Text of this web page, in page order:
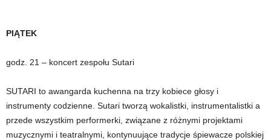
PIĄTEK
godz. 21 – koncert zespołu Sutari
SUTARI to awangarda kuchenna na trzy kobiece głosy i
instrumenty codzienne. Sutari tworzą wokalistki, instrumentalistki a
przede wszystkim performerki, związane z różnymi projektami
muzycznymi i teatralnymi, kontynuujące tradycje śpiewacze polskiej